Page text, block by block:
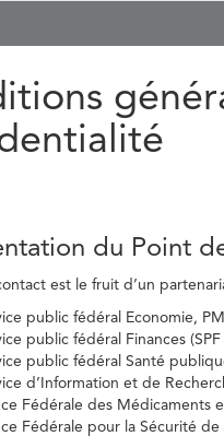
du Point
est le fruit d’un
public fédéral Economie,
public fédéral Finances (SPF
public fédéral Santé
d’Information et de
Fédérale des Médicaments
Fédérale pour la Sécurité